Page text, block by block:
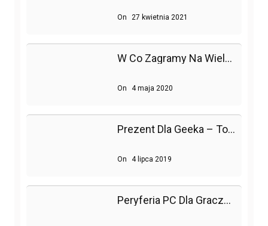
On 27 kwietnia 2021
W Co Zagramy Na Wielu Platformach?
On 4 maja 2020
Prezent Dla Geeka – To Go Ucieszy!
On 4 lipca 2019
Peryferia PC Dla Graczy – Gdzie Szukać Nowości?